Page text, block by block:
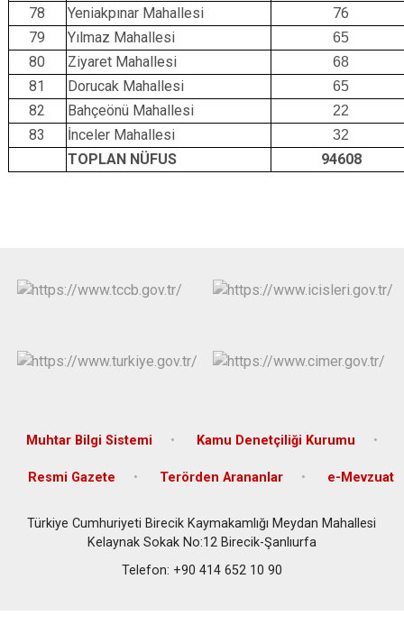
78
Yeniakpınar Mahallesi
76
79
Yılmaz Mahallesi 65
80 Ziyaret Mahallesi 68
81 Dorucak Mahallesi 65
82 Bahçeönü Mahallesi 22
83 İnceler Mahallesi 32
TOPLAN NÜFUS 94608
Muhtar Bilgi Sistemi Kamu Denetçiliği Kurumu
Resmi Gazete Terörden Arananlar e-Mevzuat
Türkiye Cumhuriyeti Birecik Kaymakamlığı Meydan Mahallesi
Kelaynak Sokak No:12 Birecik-Şanlıurfa
Telefon: +90 414 652 10 90